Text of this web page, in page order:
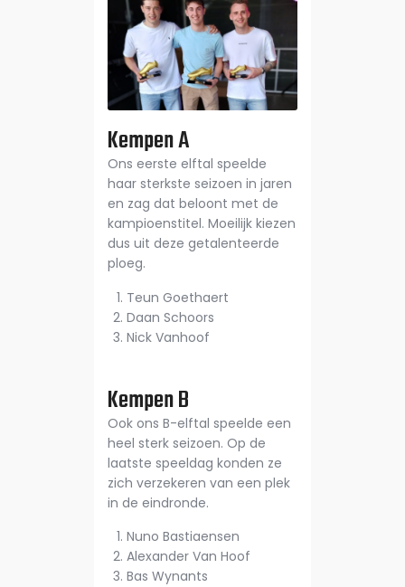
Kempen A
Ons eerste elftal speelde
haar sterkste seizoen in jaren
en zag dat beloont met de
kampioenstitel. Moeilijk kiezen
dus uit deze getalenteerde
ploeg.
Teun Goethaert
Daan Schoors
Nick Vanhoof
Kempen B
Ook ons B-elftal speelde een
heel sterk seizoen. Op de
laatste speeldag konden ze
zich verzekeren van een plek
in de eindronde.
Nuno Bastiaensen
Alexander Van Hoof
Bas Wynants